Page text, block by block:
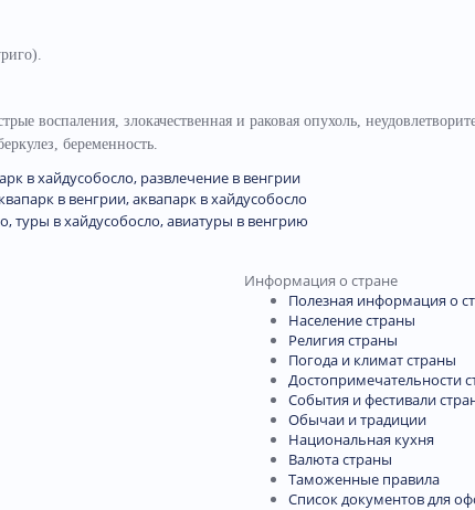
воспаления, злокачественная и раковая опухоль,
беременность.
Информация о стране
Полезная информация о
Население страны
Религия страны
Погода и климат страны
Достопримечательности
События и фестивали
Обычаи и традиции
Национальная кухня
Валюта страны
Таможенные правила
Список документов для